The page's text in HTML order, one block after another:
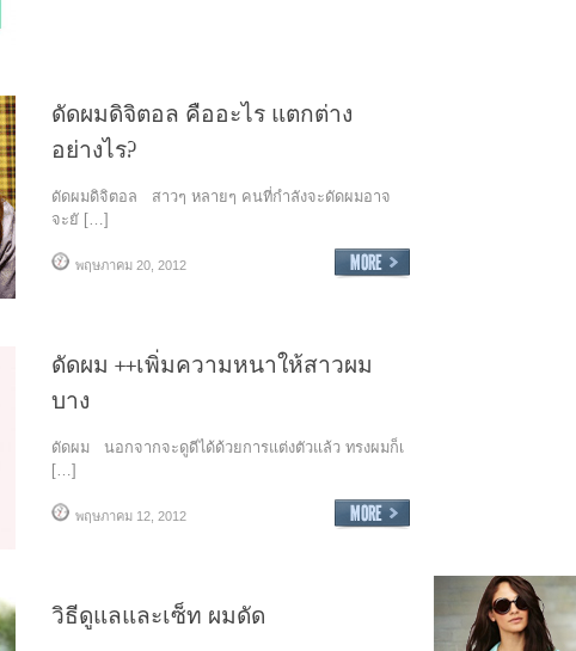
ดัดผมดิจิตอล คืออะไร แตกต่าง
อย่างไร?
ดัดผมดิจิตอล สาวๆ หลายๆ คนที่กำลังจะดัดผมอาจ
จะยั […]
พฤษภาคม 20, 2012
ดัดผม ++เพิ่มความหนาให้สาวผม
บาง
ดัดผม นอกจากจะดูดีได้ด้วยการแต่งตัวแล้ว ทรงผมก็เ
[…]
พฤษภาคม 12, 2012
วิธีดูแลและเซ็ท ผมดัด